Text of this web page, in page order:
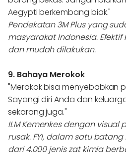
Aegypti berkembang biak."
Pendekatan 3M Plus yang
masyarakat Indonesia.
dan mudah dilakukan.
9. Bahaya Merokok
"Merokok bisa menyebabkan
Sayangi diri Anda dan
sekarang juga."
ILM Kemenkes dengan visual
rusak. FYI, dalam satu
dari 4.000 jenis zat kimia